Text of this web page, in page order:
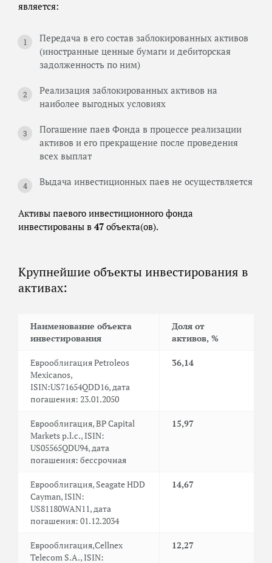
является:
Передача в его состав заблокированных активов
(иностранные ценные бумаги и дебиторская
задолженность по ним)
Реализация заблокированных активов на
наиболее выгодных условиях
Погашение паев Фонда в процессе реализации
активов и его прекращение после проведения
всех выплат
Выдача инвестиционных паев не осуществляется
Активы паевого инвестиционного фонда
инвестированы в 47 объекта(ов).
Крупнейшие объекты инвестирования в
активах:
Наименование объекта
инвестирования
Доля от
активов, %
Еврооблигация Petroleos
Mexicanos,
ISIN:US71654QDD16, дата
погашения: 23.01.2050
36,14
Еврооблигация, BP Capital
Markets p.l.c., ISIN:
US05565QDU94, дата
погашения: бессрочная
15,97
Еврооблигация, Seagate HDD
Cayman, ISIN:
US81180WAN11, дата
погашения: 01.12.2034
14,67
Еврооблигация,Cellnex
Telecom S.A., ISIN:
12,27